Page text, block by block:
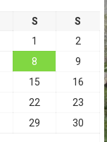
S
S
1
2
8
9
15
16
22
23
29
30